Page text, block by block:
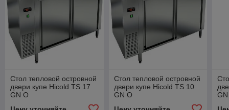
Стол тепловой островной
двери купе Hicold TS 17
GN O
Стол тепловой островной
двери купе Hicold TS 10
GN O